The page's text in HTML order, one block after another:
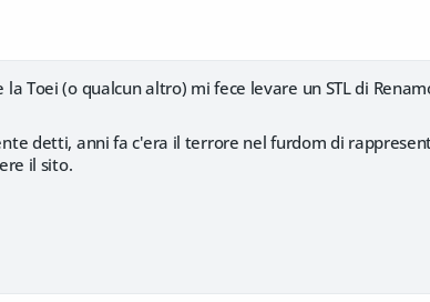
Toei (o qualcun altro) mi fece levare un STL di
detti, anni fa c'era il terrore nel furdom di
il sito.